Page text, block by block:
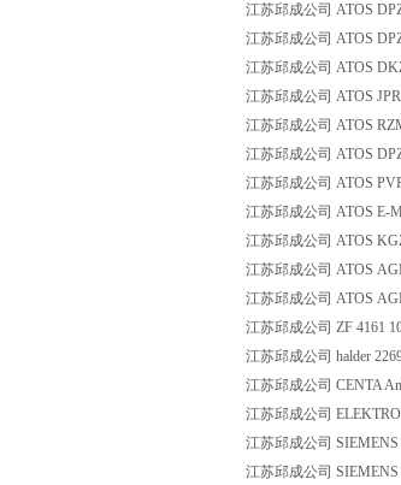
江苏邱成公司 ATOS
江苏邱成公司 ATOS
江苏邱成公司 ATOS
江苏邱成公司 ATOS
江苏邱成公司 ATOS
江苏邱成公司 ATOS
江苏邱成公司 ATOS
江苏邱成公司 ATOS E-
江苏邱成公司 ATOS
江苏邱成公司 ATOS
江苏邱成公司 ATOS
江苏邱成公司 ZF 4161
江苏邱成公司 halder
江苏邱成公司 CENTA
江苏邱成公司
江苏邱成公司 SIEMENS
江苏邱成公司 SIEMENS